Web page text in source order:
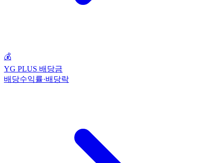
💰
YG PLUS 배당금
배당수익률·배당락